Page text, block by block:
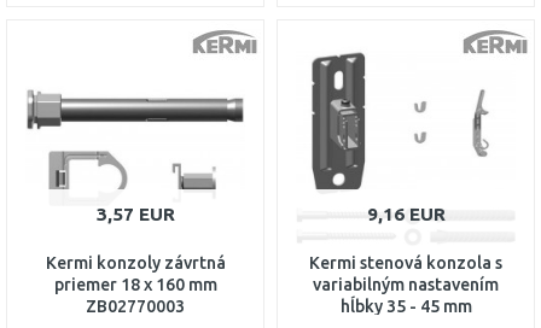
DO KOŠÍKA DO KOŠÍKA
3,57 EUR
Kermi konzoly závrtná
priemer 18 x 160 mm
ZB02770003
9,16 EUR
Kermi stenová konzola s
variabilným nastavením
hĺbky 35 - 45 mm